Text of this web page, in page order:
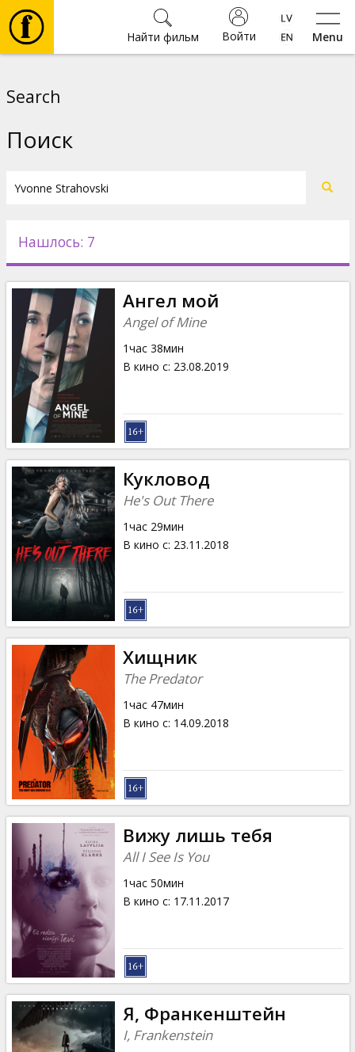
Menu
Войти
Найти фильм
Новости
Подарки
Кинозакуски
B2B
Клуб
Search
Поиск
Нашлось: 7
Ангел мой
Angel of Mine
1час 38мин
В кино с: 23.08.2019
Кукловод
He's Out There
1час 29мин
В кино с: 23.11.2018
Хищник
The Predator
1час 47мин
В кино с: 14.09.2018
Вижу лишь тебя
All I See Is You
1час 50мин
В кино с: 17.11.2017
Я, Франкенштейн
I, Frankenstein